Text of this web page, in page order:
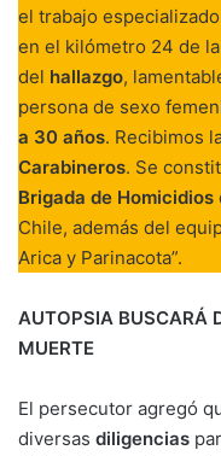
el trabajo
en el kilómetro 24 de
del hallazgo,
persona de sexo
a 30 años. Recibimos
Carabineros. Se
Brigada de Homicidios
Chile, además del
Arica y Parinacota”.
AUTOPSIA BUSCARÁ
MUERTE
El persecutor agregó
diversas diligencias